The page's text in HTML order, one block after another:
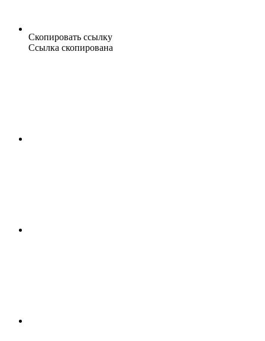
Скопировать ссылку
Ссылка скопирована